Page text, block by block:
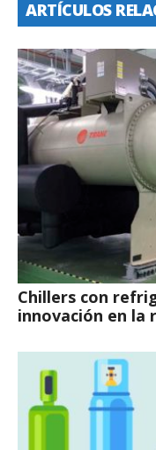
ARTÍCULOS
Chillers con
innovación en la